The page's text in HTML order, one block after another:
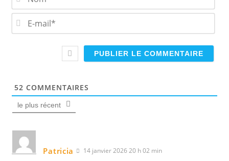
m
E
m
a
52 COMMENTAIRES
le plus récent
Patricia 14 janvier 2026 20 h 02 min